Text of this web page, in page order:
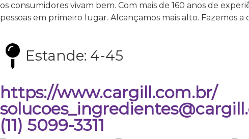
os consumidores vivam bem. Com mais de 160 anos de
pessoas em primeiro lugar. Alcançamos mais alto. Fazemos
Estande: 4-45
https://www.cargill.com.br/
(11) 5099-3311